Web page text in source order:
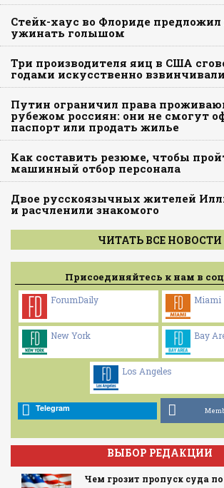
Стейк-хаус во Флориде
ужинать голышом
Три производителя яиц в США
годами искусственно
Путин ограничил права
рубежом россиян: они не смогут
паспорт или продать жилье
Как составить резюме, чтобы
машинный отбор персонала
Двое русскоязычных жителей
и расчленили знакомого
ЧИТАТЬ ВСЕ НОВОСТИ
Присоединяйтесь к нам в
ForumDaily Miami
New York Bay
Los Angeles
Telegram
ВЫБОР РЕДАКЦИИ
Чем грозит пропуск суда